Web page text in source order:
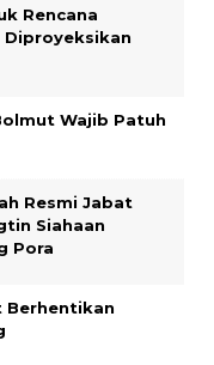
Rencana
Diproyeksikan
Wajib Patuh
Resmi Jabat
Siahaan
Pora
Berhentikan